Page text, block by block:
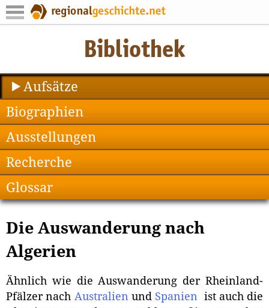
Aufsätze
Biographien
Ausstellungen
Recherche
Glossar
Die Auswanderung nach
Algerien
Ähnlich wie die Auswanderung der Rheinland-
Pfälzer nach Australien und Spanien ist auch die